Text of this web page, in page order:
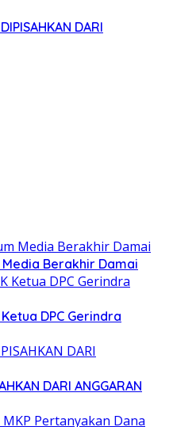
DARI
Media Berakhir Damai
DPC Gerindra
DARI ANGGARAN